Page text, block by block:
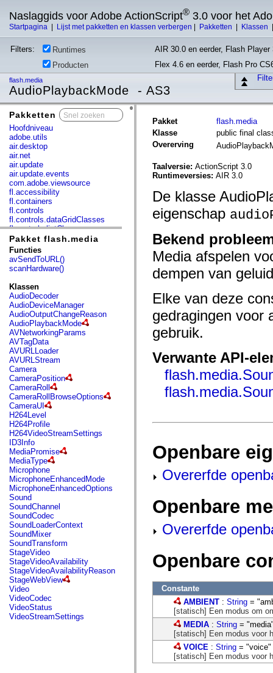
Naslaggids voor Adobe ActionScript® 3.0 voor het
Startpagina Lijst met pakketten en klassen verbergen Pakketten Klassen
Filters: Runtimes
AIR 30.0 en eerder, Flash
Producten
Flex 4.6 en eerder, Flash Pro
flash.media
AudioPlaybackMode - AS3
Pakketten
Hoofdniveau
adobe.utils
air.desktop
air.net
air.update
air.update.events
com.adobe.viewsource
fl.accessibility
fl.containers
fl.controls
fl.controls.dataGridClasses
fl.controls.listClasses
fl.controls.progressBarClasses
fl.core
fl.data
fl.display
fl.ik
fl.lang
fl.livepreview
fl.managers
fl.motion
fl.motion.easing
fl.rsl
fl.text
fl.transitions
fl.transitions.easing
fl.video
flash.accessibility
flash.concurrent
flash.crypto
flash.data
flash.desktop
flash.display
flash.display3D
flash.display3D.textures
flash.errors
flash.events
flash.external
flash.filesystem
flash.filters
flash.geom
flash.globalization
flash.html
flash.media
flash.net
flash.net.dns
flash.net.drm
flash.notifications
flash.permissions
flash.printing
flash.profiler
flash.sampler
flash.security
Pakket flash.media
Functies
avSendToURL()
scanHardware()
Klassen
AudioDecoder
AudioDeviceManager
AudioOutputChangeReason
AudioPlaybackMode
AVNetworkingParams
AVTagData
AVURLLoader
AVURLStream
Camera
CameraPosition
CameraRoll
CameraRollBrowseOptions
CameraUI
H264Level
H264Profile
H264VideoStreamSettings
ID3Info
MediaPromise
MediaType
Microphone
MicrophoneEnhancedMode
MicrophoneEnhancedOptions
Sound
SoundChannel
SoundCodec
SoundLoaderContext
SoundMixer
SoundTransform
StageVideo
StageVideoAvailability
StageVideoAvailabilityReason
StageWebView
Video
VideoCodec
VideoStatus
VideoStreamSettings
Pakket
flash.media
Klasse
public final
Overerving
Taalversie: ActionScript 3.0
Runtimeversies: AIR 3.0
De klasse
eigenschap
Bekend
Media afspelen
dempen van
Elke van deze
gedragingen voor
gebruik.
Verwante API-
Openbare
Overerfde
Openbare
Overerfde
Openbare
Constante
AMBIENT : String =
[statisch] Een modus om
MEDIA : String =
[statisch] Een modus voor
VOICE : String = "voice"
[statisch] Een modus voor